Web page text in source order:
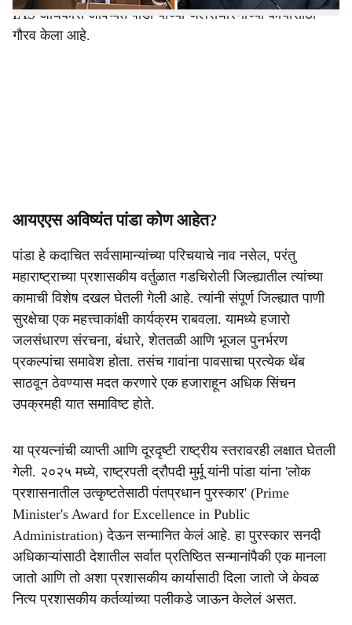
IAS अधिकारी अविष्यंत पांडा यांच्या जलसंधारणाच्या कार्यासाठी
गौरव केला आहे.
आयएएस अविष्यंत पांडा कोण आहेत?
पांडा हे कदाचित सर्वसामान्यांच्या परिचयाचे नाव नसेल, परंतु
महाराष्ट्राच्या प्रशासकीय वर्तुळात गडचिरोली जिल्ह्यातील त्यांच्या
कामाची विशेष दखल घेतली गेली आहे. त्यांनी संपूर्ण जिल्ह्यात पाणी
सुरक्षेचा एक महत्त्वाकांक्षी कार्यक्रम राबवला. यामध्ये हजारो
जलसंधारण संरचना, बंधारे, शेततळी आणि भूजल पुनर्भरण
प्रकल्पांचा समावेश होता. तसंच गावांना पावसाचा प्रत्येक थेंब
साठवून ठेवण्यास मदत करणारे एक हजाराहून अधिक सिंचन
उपक्रमही यात समाविष्ट होते.
या प्रयत्नांची व्याप्ती आणि दूरदृष्टी राष्ट्रीय स्तरावरही लक्षात घेतली
गेली. २०२५ मध्ये, राष्ट्रपती द्रौपदी मुर्मू यांनी पांडा यांना 'लोक
प्रशासनातील उत्कृष्टतेसाठी पंतप्रधान पुरस्कार' (Prime
Minister's Award for Excellence in Public
Administration) देऊन सन्मानित केलं आहे. हा पुरस्कार सनदी
अधिकाऱ्यांसाठी देशातील सर्वात प्रतिष्ठित सन्मानांपैकी एक मानला
जातो आणि तो अशा प्रशासकीय कार्यासाठी दिला जातो जे केवळ
नित्य प्रशासकीय कर्तव्यांच्या पलीकडे जाऊन केलेलं असत.